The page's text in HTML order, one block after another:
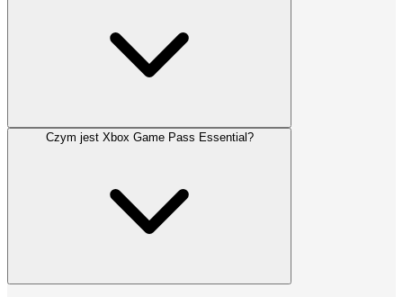
Czym jest Xbox Game Pass Essential?